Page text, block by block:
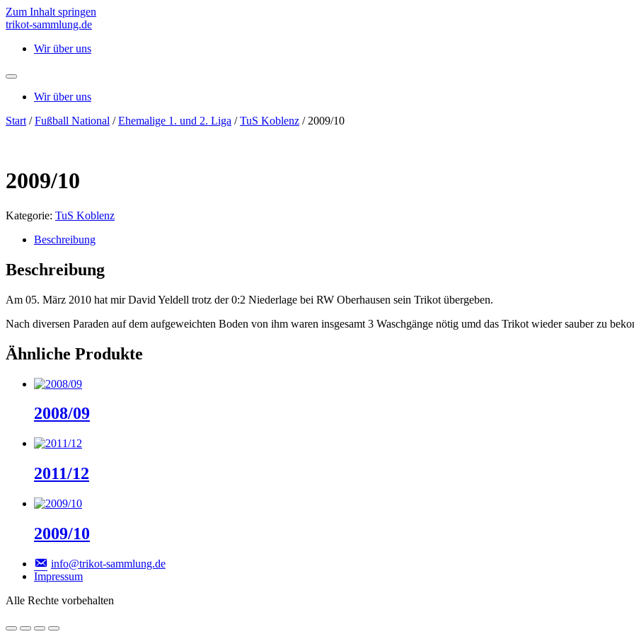
Zum Inhalt springen
trikot-sammlung.de
Wir über uns
Wir über uns
Start /Fußball National /Ehemalige 1. und 2. Liga /TuS Koblenz / 2009/10
2009/10
Kategorie: TuS Koblenz
Beschreibung
Beschreibung
Am 05. März 2010 hat mir David Yeldell trotz der 0:2 Niederlage bei RW Oberhausen sein Trikot übergeben.
Nach diversen Paraden auf dem aufgeweichten Boden von ihm waren insgesamt 3 Waschgänge nötig umd das Trikot wieder sauber zu
Ähnliche Produkte
2008/09
2011/12
2009/10
info@trikot-sammlung.de
Impressum
Alle Rechte vorbehalten